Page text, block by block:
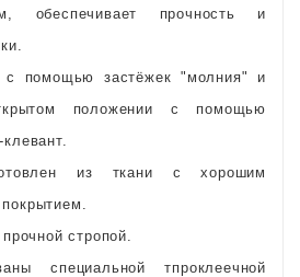
обеспечивает прочность и
с помощью застёжек "молния" и
положении с помощью
из ткани с хорошим
стропой.
специальной тпроклеечной